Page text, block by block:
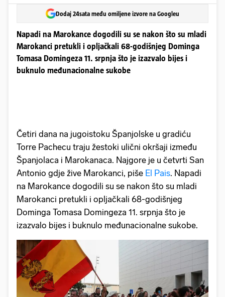
Dodaj 24sata među omiljene izvore na Googleu
Napadi na Marokance dogodili su se nakon što su mladi
Marokanci pretukli i opljačkali 68-godišnjeg Dominga
Tomasa Domingeza 11. srpnja što je izazvalo bijes i
buknulo međunacionalne sukobe
Četiri dana na jugoistoku Španjolske u gradiću
Torre Pachecu traju žestoki ulični okršaji između
Španjolaca i Marokanaca. Najgore je u četvrti San
Antonio gdje žive Marokanci, piše El Pais. Napadi
na Marokance dogodili su se nakon što su mladi
Marokanci pretukli i opljačkali 68-godišnjeg
Dominga Tomasa Domingeza 11. srpnja što je
izazvalo bijes i buknulo međunacionalne sukobe.